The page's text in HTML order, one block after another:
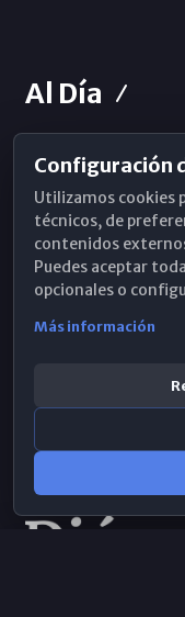
Al Día
Horarios de Misa
Hemeroteca
WhatsApp
Configuración
Utilizamos cookies
técnicos, de
contenidos
Puedes aceptar
opcionales o
Más información